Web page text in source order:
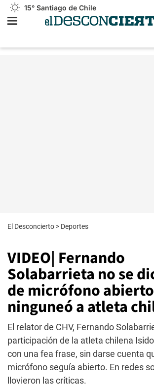
15° Santiago de Chile
El Desconcierto > Deportes
VIDEO| Fernando
Solabarrieta no se
de micrófono
ninguneó a atleta
El relator de CHV, Fernando
participación de la atleta chilena
con una fea frase, sin darse cuenta
micrófono seguía abierto. En redes
llovieron las críticas.